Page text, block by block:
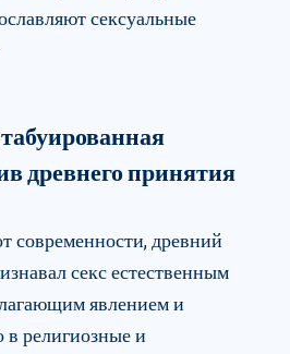
сексуальные
древнего принятия
современности, древний
секс естественным
явлением и
в религиозные и